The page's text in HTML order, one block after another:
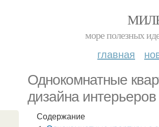
море полезных
главная
Однокомнатные
дизайна интерьеров
Содержание